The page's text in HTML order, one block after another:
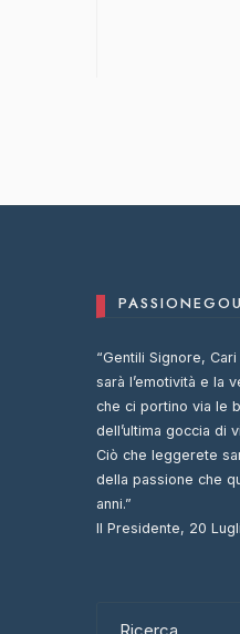
“Gentili Signore,
sarà l’emotività e la
che ci portino via le
dell’ultima goccia di
Ciò che leggerete
della passione che
anni.”
Il Presidente, 20